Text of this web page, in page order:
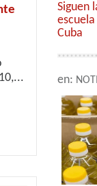
Siguen
Cuba
en: